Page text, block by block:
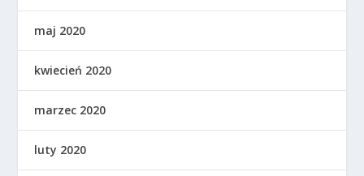
maj 2020
kwiecień 2020
marzec 2020
luty 2020